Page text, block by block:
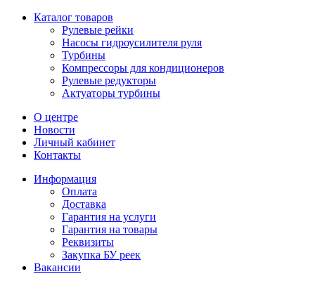
Каталог товаров
Рулевые рейки
Насосы гидроусилителя руля
Турбины
Компрессоры для кондиционеров
Рулевые редукторы
Актуаторы турбины
О центре
Новости
Личный кабинет
Контакты
Информация
Оплата
Доставка
Гарантия на услуги
Гарантия на товары
Реквизиты
Закупка БУ реек
Вакансии